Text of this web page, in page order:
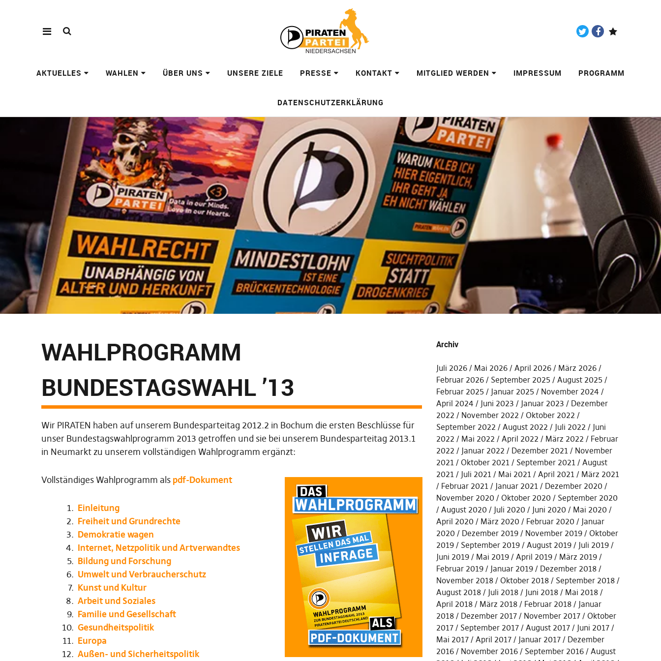
AKTUELLES WAHLEN ÜBER UNS UNSERE ZIELE PRESSE KONTAKT MITGLIED WERDEN IMPRESSUM PROGRAMM
DATENSCHUTZERKLÄRUNG
WAHLPROGRAMM
BUNDESTAGSWAHL ’13
Wir PIRATEN haben auf unserem Bundesparteitag 2012.2 in Bochum die ersten Beschlüsse für
unser Bundestagswahlprogramm 2013 getroffen und sie bei unserem Bundesparteitag 2013.1
in Neumarkt zu unserem vollständigen Wahlprogramm ergänzt:
Vollständiges Wahlprogramm als pdf-Dokument
Einleitung
Freiheit und Grundrechte
Demokratie wagen
Internet, Netzpolitik und Artverwandtes
Bildung und Forschung
Umwelt und Verbraucherschutz
Kunst und Kultur
Arbeit und Soziales
Familie und Gesellschaft
Gesundheitspolitik
Europa
Außen- und Sicherheitspolitik
Archiv
Juli 2026 Mai 2026 April 2026
März 2026
Februar 2026
September 2025
August 2025
Februar 2025
Januar 2025
November 2024
April 2024
Juni 2023 Januar 2023
Dezember
2022
November 2022
Oktober 2022
September 2022
August 2022 Juli 2022
Juni
2022
Mai 2022 April 2022 März 2022
Februar
2022
Januar 2022 Dezember 2021
November
2021
Oktober 2021 September 2021
August
2021
Juli 2021 Mai 2021 April 2021
März 2021
Februar 2021
Januar 2021
Dezember 2020
November 2020
Oktober 2020
September 2020
August 2020
Juli 2020 Juni 2020
Mai 2020
April 2020
März 2020 Februar 2020
Januar
2020
Dezember 2019 November 2019
Oktober
2019
September 2019 August 2019
Juli 2019
Juni 2019
Mai 2019 April 2019
März 2019
Februar 2019
Januar 2019
Dezember 2018
November 2018
Oktober 2018
September 2018
August 2018
Juli 2018 Juni 2018
Mai 2018
April 2018
März 2018 Februar 2018
Januar
2018
Dezember 2017 November 2017
Oktober
2017
September 2017 August 2017
Juni 2017
Mai 2017
April 2017 Januar 2017
Dezember
2016
November 2016 September 2016
August